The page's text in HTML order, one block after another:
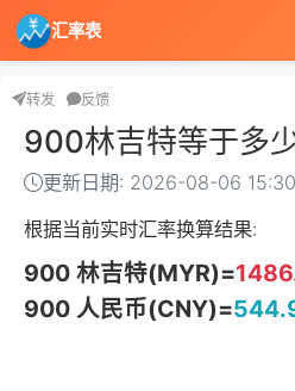
汇率表
转发 反馈
900林吉特等于多
更新日期: 2026-08-06
根据当前实时汇率换算结果:
900 林吉特(MYR)=
900 人民币(CNY)=